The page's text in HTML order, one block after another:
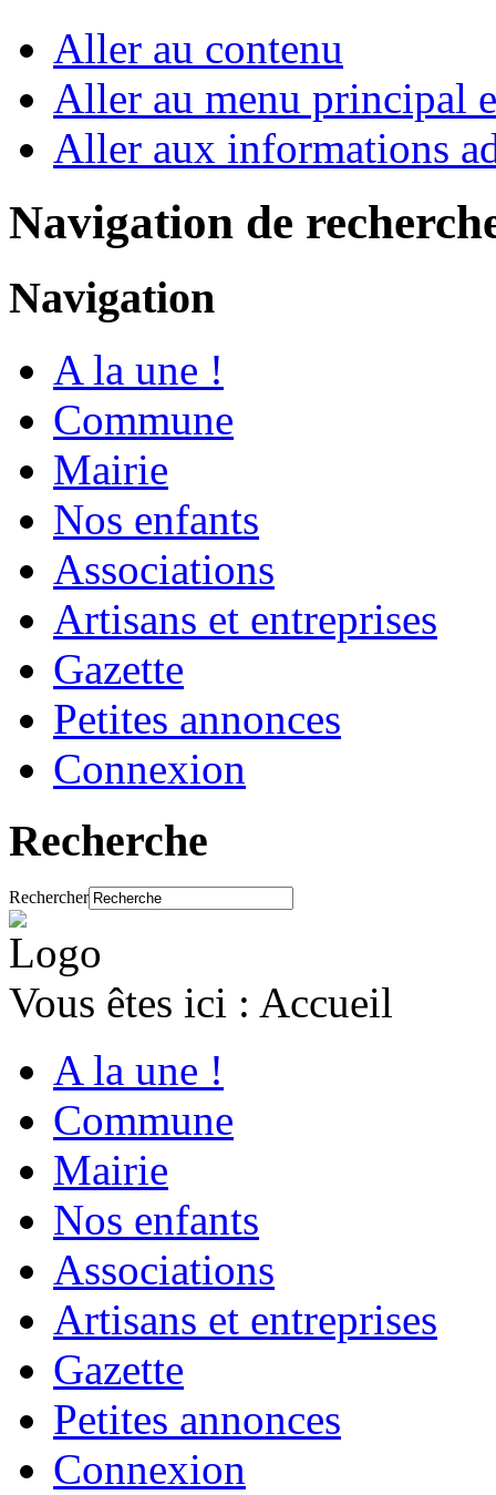
Aller au contenu
Aller au menu principal
Aller aux informations
Navigation de
Navigation
A la une !
Commune
Mairie
Nos enfants
Associations
Artisans et entreprises
Gazette
Petites annonces
Connexion
Recherche
Rechercher
Vous êtes ici : Accueil
A la une !
Commune
Mairie
Nos enfants
Associations
Artisans et entreprises
Gazette
Petites annonces
Connexion